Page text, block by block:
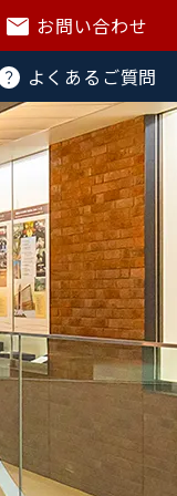
お問い合わせ
よくあるご質問